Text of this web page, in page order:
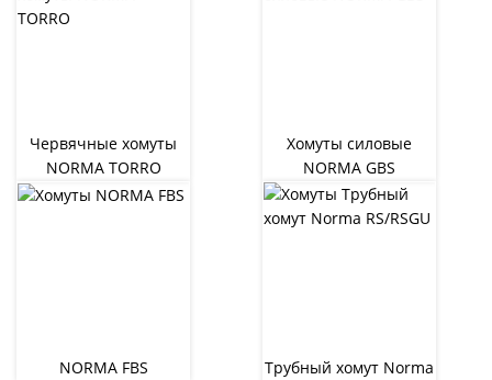
Червячные хомуты
NORMA TORRO
Хомуты силовые
NORMA GBS
NORMA FBS
Трубный хомут Norma